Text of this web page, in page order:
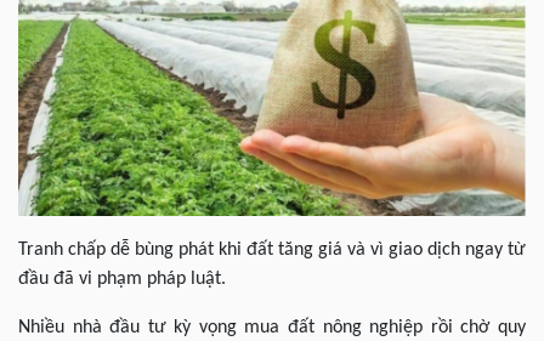
Tranh chấp dễ bùng phát khi đất tăng giá và vì giao dịch ngay từ
đầu đã vi phạm pháp luật.
Nhiều nhà đầu tư kỳ vọng mua đất nông nghiệp rồi chờ quy